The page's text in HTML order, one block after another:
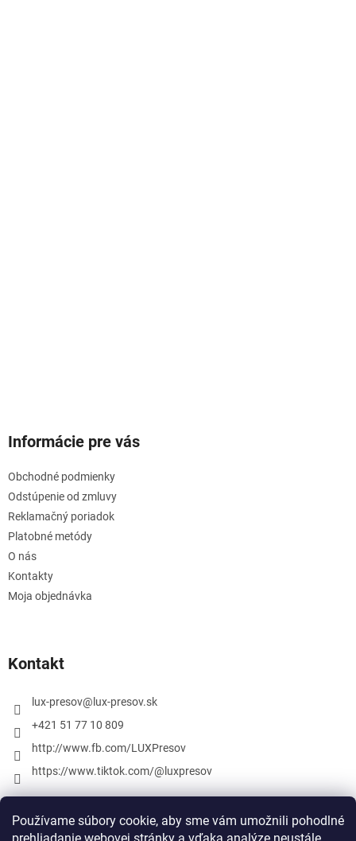
Používame súbory cookie, aby sme vám umožnili pohodlné
Informácie pre vás
Obchodné podmienky
Odstúpenie od zmluvy
Reklamačný poriadok
Platobné metódy
O nás
Kontakty
Moja objednávka
Kontakt
lux-presov@ lux-presov.sk
+421 51 77 10 809
http://www.fb.com/LUXPresov
https://www.tiktok.com/@luxpresov